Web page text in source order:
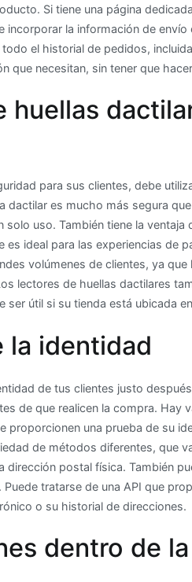
Si tiene una página
incorporar la información de
el historial de pedidos,
que necesitan, sin tener que
huellas
para sus clientes, debe
dactilar es mucho más segura
uso. También tiene la ventaja
es ideal para las experiencias de
volúmenes de clientes, ya
lectores de huellas dactilares
útil si su tienda está ubicada
la identidad
de tus clientes justo
de que realicen la compra. Hay
proporcionen una prueba de su
de métodos diferentes, que
dirección postal física. También
tratarse de una API que
o su historial de direcciones.
dentro de